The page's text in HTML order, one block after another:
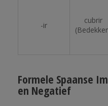
-ir
cubrir
Formele Spaanse
en Negatief